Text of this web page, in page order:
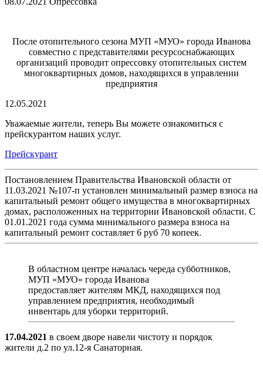
После отопительного сезона МУП «МУО» города Иванова
совместно с представителями ресурсоснабжающих
организаций проводит опрессовку отопительных систем
многоквартирных домов, находящихся в управлении
предприятия
12.05.2021
Уважаемые жители, теперь Вы можете ознакомиться с
прейскурантом наших услуг.
Прейскурант
Постановлением Правительства Ивановской области от
11.03.2021 №107-п установлен минимальный размер взноса на
капитальный ремонт общего имущества в многоквартирных
домах, расположенных на территории Ивановской области. С
01.01.2021 года сумма минимального размера взноса на
капитальный ремонт составляет 6 руб 70 копеек.
В областном центре началась череда субботников,
МУП «МУО» города Иванова
предоставляет жителям МКД, находящихся под
управлением предприятия, необходимый
инвентарь для уборки территорий.
17.04.2021 в своем дворе навели чистоту и порядок
жители д.2 по ул.12-я Санаторная.